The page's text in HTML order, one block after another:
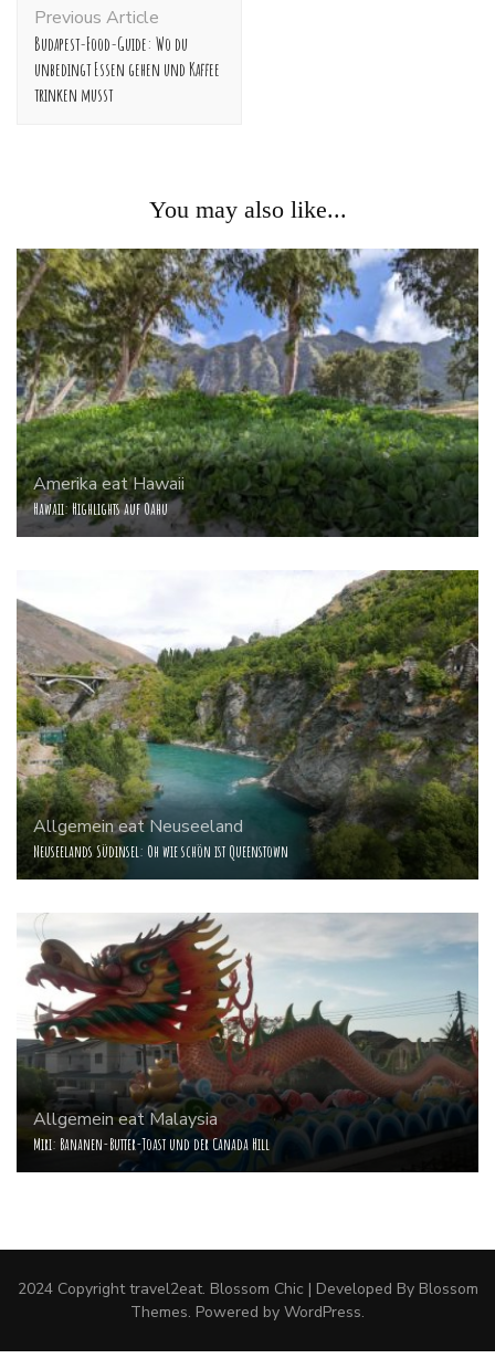
Navigation
Previous Article
Budapest-Food-Guide: Wo du
unbedingt Essen gehen und Kaffee
trinken musst
You may also like...
AmerikaeatHawaii
Hawaii: Highlights auf Oahu
Allgemeineat Neuseeland
Neuseelands Südinsel: Oh wie schön ist Queenstown
AllgemeineatMalaysia
Miri: Bananen-Butter-Toast und der Canada Hill
2024 Copyrighttravel2eat. Blossom Chic | Developed By Blossom
Themes. Powered by WordPress.